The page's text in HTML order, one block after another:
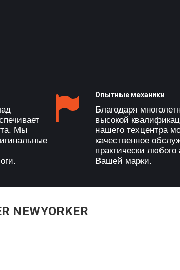
Мы
Опытные механики
Благодаря
высокой
нашего техцентра
качественное
практически
Вашей марки.